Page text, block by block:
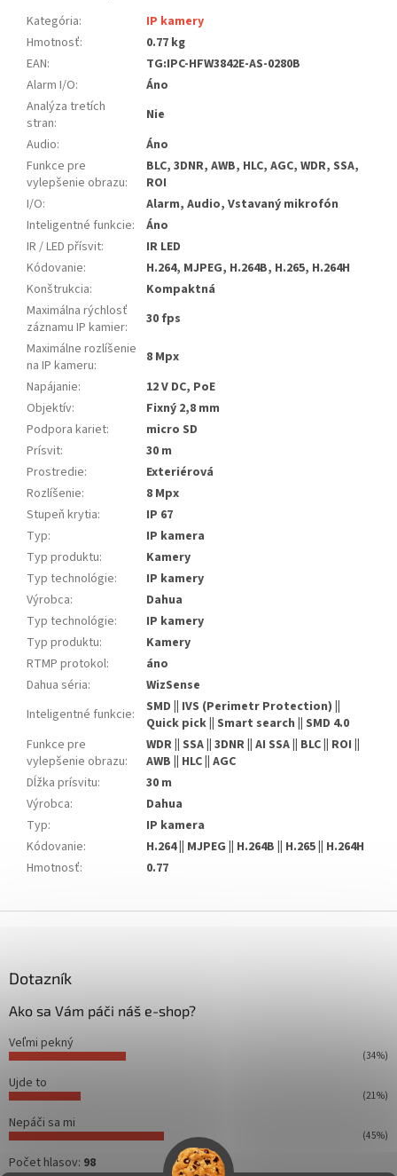
Kategória:
IP kamery
Hmotnosť:
0.77 kg
EAN:
TG:IPC-HFW3842E-AS-0280B
Alarm I/O:
Áno
Analýza tretích
stran:
Nie
Audio:
Áno
Funkce pre
vylepšenie obrazu:
BLC, 3DNR, AWB, HLC, AGC, WDR, SSA,
ROI
I/O:
Alarm, Audio, Vstavaný mikrofón
Inteligentné funkcie:
Áno
IR / LED přísvit:
IR LED
Kódovanie:
H.264, MJPEG, H.264B, H.265, H.264H
Konštrukcia:
Kompaktná
Maximálna rýchlosť
záznamu IP kamier:
30 fps
Maximálne rozlíšenie
na IP kameru:
8 Mpx
Napájanie:
12 V DC, PoE
Objektív:
Fixný 2,8 mm
Podpora kariet:
micro SD
Prísvit:
30 m
Prostredie:
Exteriérová
Rozlíšenie:
8 Mpx
Stupeň krytia:
IP 67
Typ:
IP kamera
Typ produktu:
Kamery
Typ technológie:
IP kamery
Výrobca:
Dahua
Typ technológie:
IP kamery
Typ produktu:
Kamery
RTMP protokol:
áno
Dahua séria:
WizSense
Inteligentné funkcie:
SMD || IVS (Perimetr Protection) ||
Quick pick || Smart search || SMD 4.0
Funkce pre
vylepšenie obrazu:
WDR || SSA || 3DNR || AI SSA || BLC || ROI ||
AWB || HLC || AGC
Dĺžka prísvitu:
30 m
Výrobca:
Dahua
Typ:
IP kamera
Kódovanie:
H.264 || MJPEG || H.264B || H.265 || H.264H
Hmotnosť: 0.77
Dotazník
Ako sa Vám páči náš e-shop?
Veľmi pekný
(34%)
Ujde to
(21%)
Nepáči sa mi
(45%)
Počet hlasov: 98